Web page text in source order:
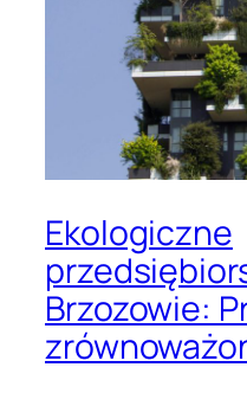
Ekologiczne
Brzozowie: